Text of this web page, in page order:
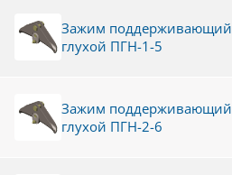
Зажим поддерживающий
глухой ПГН-1-5
Зажим поддерживающий
глухой ПГН-2-6